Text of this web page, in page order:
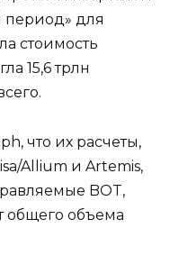
период» для
стоимость
15,6 трлн
что их расчеты,
Allium и Artemis,
BOT,
общего объема